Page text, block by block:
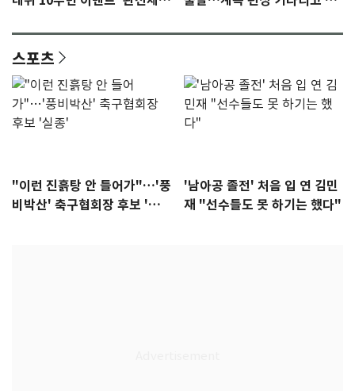
스포츠
"이런 진흙탕 안 들어가"…'풍
비박산' 축구협회장 후보 '실
'남아공 졸전' 처음 입 연 김민
재 "선수들도 못 하기는 했다"